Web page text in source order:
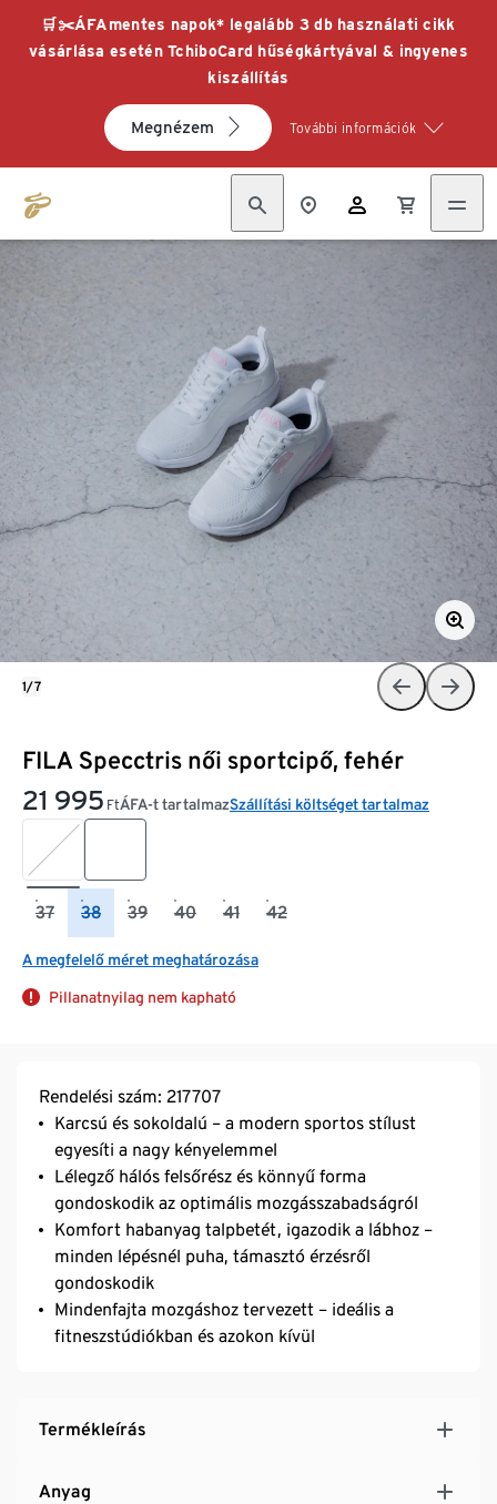
🛒✂️ÁFAmentes napok* legalább 3 db használati cikk
vásárlása esetén TchiboCard hűségkártyával & ingyenes
kiszállítás
Megnézem További információk
FILA Specctris női sportcipő, fehér
21 995 FtÁFA-t tartalmazSzállítási költséget tartalmaz
37 38 39 40 41 42
A megfelelő méret meghatározása
Pillanatnyilag nem kapható
1/7
Rendelési szám: 217707
Karcsú és sokoldalú – a modern sportos stílust
egyesíti a nagy kényelemmel
Lélegző hálós felsőrész és könnyű forma
gondoskodik az optimális mozgásszabadságról
Komfort habanyag talpbetét, igazodik a lábhoz –
minden lépésnél puha, támasztó érzésről
gondoskodik
Mindenfajta mozgáshoz tervezett – ideális a
fitneszstúdiókban és azokon kívül
Termékleírás
Anyag